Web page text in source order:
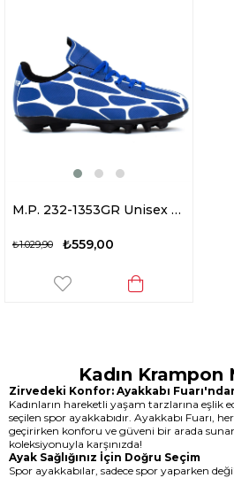
M.P. 232-1353GR Unisex Krampon Mavi
₺559,00
₺1.029,90
Kadın Krampon
Zirvedeki Konfor: Ayakkabı
Kadınların hareketli yaşam tarzlarına eşlik
seçilen spor ayakkabıdır. Ayakkabı Fuarı,
geçirirken konforu ve güveni bir arada
koleksiyonuyla karşınızda!
Ayak Sağlığınız İçin Doğru Seçim
Spor ayakkabılar, sadece spor yaparken